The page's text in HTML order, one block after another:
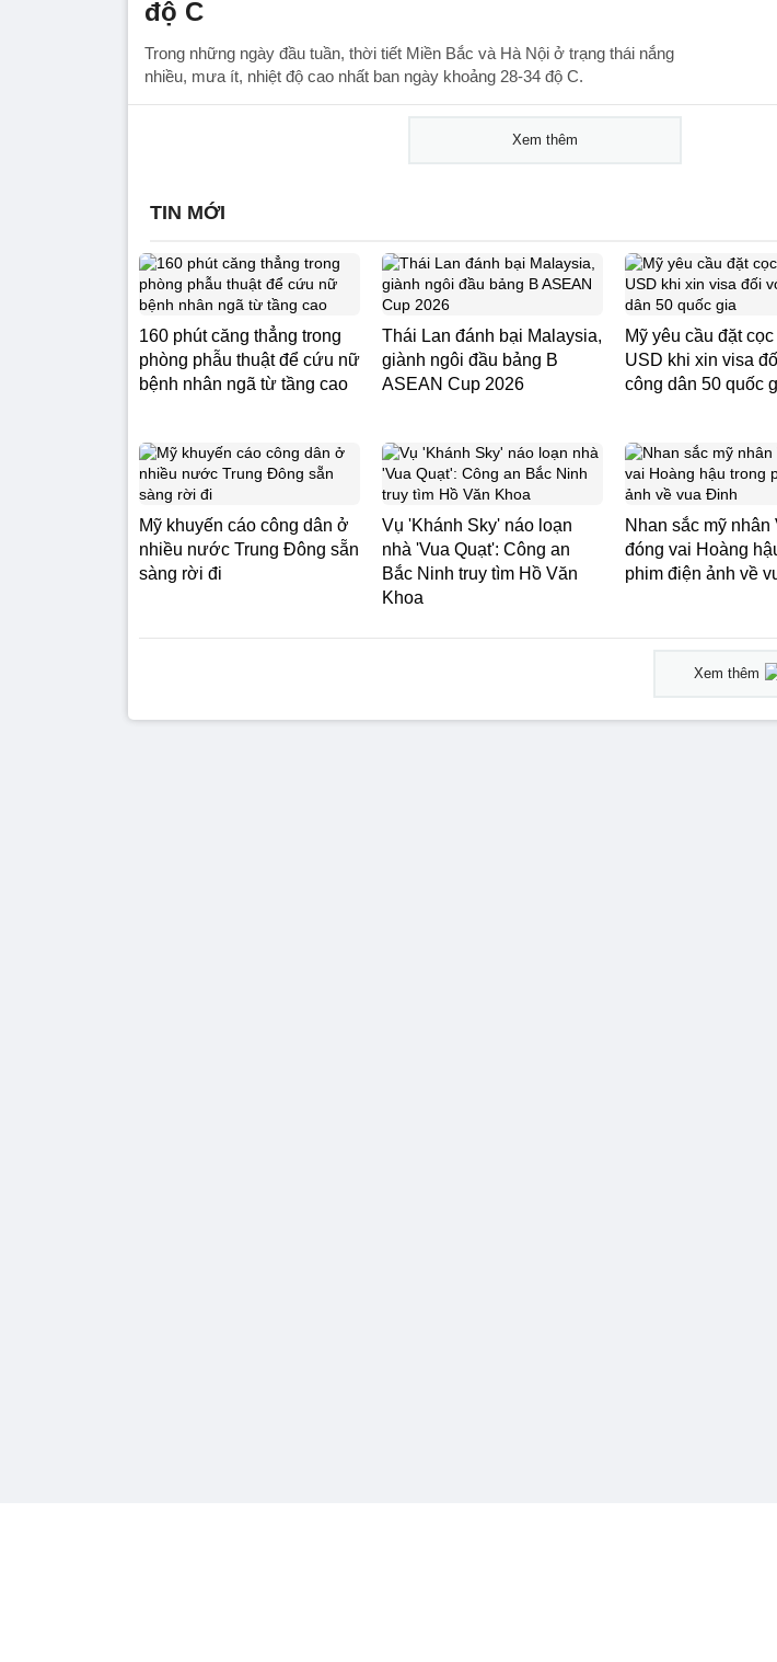
độ C
Trong những ngày đầu tuần, thời tiết Miền Bắc và Hà Nội ở trạng thái nắng
nhiều, mưa ít, nhiệt độ cao nhất ban ngày khoảng 28-34 độ C.
Xem thêm
TIN MỚI
160 phút căng thẳng trong
phòng phẫu thuật để cứu nữ
bệnh nhân ngã từ tầng cao
Thái Lan đánh bại Malaysia,
giành ngôi đầu bảng B
ASEAN Cup 2026
Mỹ yêu cầu đặt
USD khi xin visa
công dân 50 quốc
Mỹ khuyến cáo công dân ở
nhiều nước Trung Đông sẵn
sàng rời đi
Vụ 'Khánh Sky' náo loạn
nhà 'Vua Quạt': Công an
Bắc Ninh truy tìm Hồ Văn
Khoa
Nhan sắc mỹ nhân
đóng vai Hoàng
phim điện ảnh về
Xem thêm